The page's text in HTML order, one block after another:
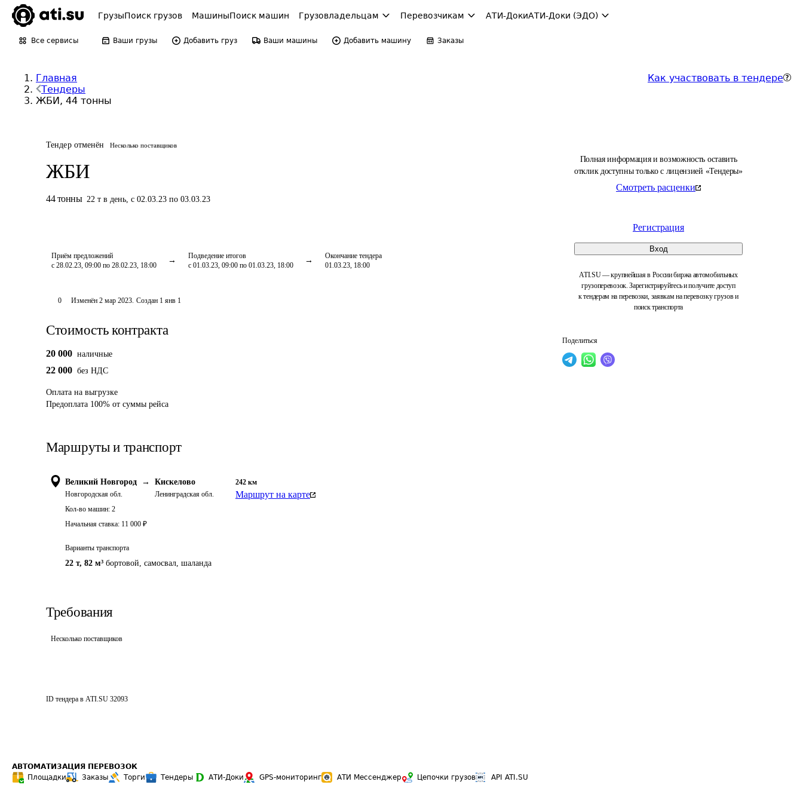
ГрузыПоиск грузов МашиныПоиск машин Грузовладельцам Перевозчикам АТИ-ДокиАТИ-Доки (ЭДО)
Все сервисы Ваши грузы Добавить груз Ваши машины Добавить машину Заказы
Главная
Тендеры
ЖБИ, 44 тонны
Как участвовать в тендере
Тендер отменён Несколько поставщиков
ЖБИ
44 тонны 22 т в день, с 02.03.23 по 03.03.23
Приём предложений
с 28.02.23, 09:00 по 28.02.23, 18:00
Подведение итогов
с 01.03.23, 09:00 по 01.03.23, 18:00
Окончание тендера
01.03.23, 18:00
Полная информация и возможность оставить
отклик доступны только с лицензией «Тендеры»
Смотреть расценки
Регистрация
Вход
ATI.SU — крупнейшая в России биржа автомобильных
грузоперевозок. Зарегистрируйтесь и получите доступ
к тендерам на перевозки, заявкам на перевозку грузов и
поиск транспорта
Поделиться
0 Изменён 2 мар 2023. Создан 1 янв 1
Стоимость контракта
20 000 наличные
22 000 без НДС
Оплата на выгрузке
Предоплата 100% от суммы рейса
Маршруты и транспорт
Великий Новгород →
Новгородская обл.
Кискелово
Ленинградская обл.
242 км
Маршрут на карте
Кол-во машин: 2
Начальная ставка: 11 000 ₽
Варианты транспорта
22 т, 82 м³ бортовой, самосвал, шаланда
Требования
Несколько поставщиков
ID тендера в ATI.SU 32093
АВТОМАТИЗАЦИЯ ПЕРЕВОЗОК
Площадки
Заказы Торги Тендеры АТИ-Доки GPS-мониторинг АТИ Мессенджер Цепочки грузов API ATI.SU